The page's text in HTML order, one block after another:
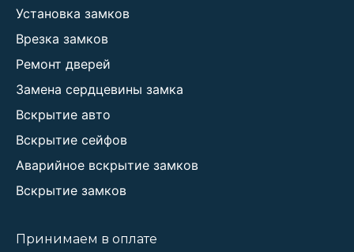
Установка замков
Врезка замков
Ремонт дверей
Замена сердцевины замка
Вскрытие авто
Вскрытие сейфов
Аварийное вскрытие замков
Вскрытие замков
Принимаем в оплате